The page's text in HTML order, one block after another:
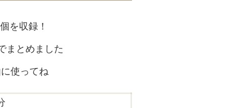
を収録！
まとめました
使ってね